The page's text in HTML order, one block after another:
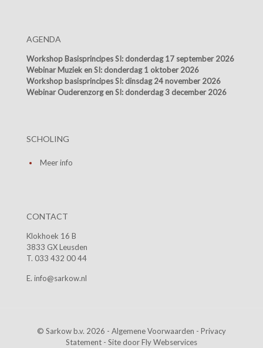
AGENDA
Workshop Basisprincipes SI: donderdag 17 september 2026
Webinar Muziek en SI: donderdag 1 oktober 2026
Workshop basisprincipes SI: dinsdag 24 november 2026
Webinar Ouderenzorg en SI: donderdag 3 december 2026
SCHOLING
Meer info
CONTACT
Klokhoek 16 B
3833 GX Leusden
T. 033 432 00 44
E. info@sarkow.nl
© Sarkow b.v. 2026 - Algemene Voorwaarden - Privacy
Statement - Site doorFly Webservices